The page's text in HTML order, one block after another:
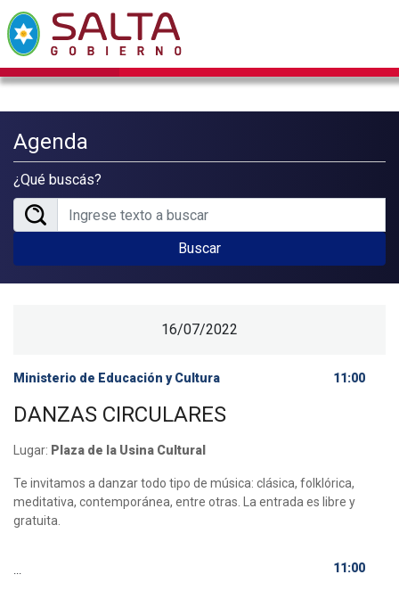
Agenda
¿Qué buscás?
Buscar
16/07/2022
Ministerio de Educación y Cultura 11:00
DANZAS CIRCULARES
Lugar: Plaza de la Usina Cultural
Te invitamos a danzar todo tipo de música: clásica, folklórica,
meditativa, contemporánea, entre otras. La entrada es libre y
gratuita.
... 11:00